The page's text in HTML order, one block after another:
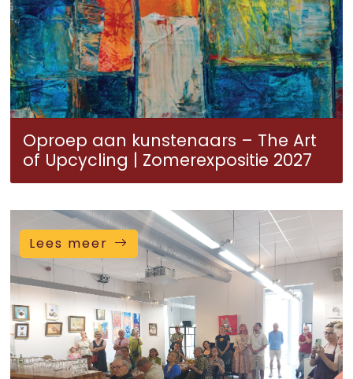
Oproep aan kunstenaars – The Art
of Upcycling | Zomerexpositie 2027
Lees meer